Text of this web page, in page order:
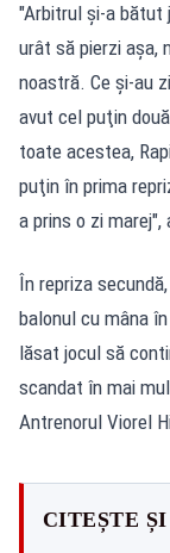
"Arbitrul şi-a bătut
urât să pierzi aşa,
noastră. Ce şi-au
avut cel puţin
toate acestea,
puţin în prima
a prins o zi marej",
În repriza
balonul cu mâna
lăsat jocul să
scandat în mai
Antrenorul Viorel
CITEȘTE ȘI